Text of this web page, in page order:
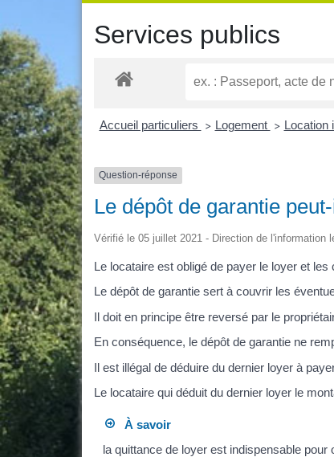
Services publics
Accueil particuliers > Logement > Location
Question-réponse
Le dépôt de garantie
Vérifié le 05 juillet 2021 - Direction de l'information
Le locataire est obligé de payer le loyer et
Le dépôt de garantie sert à couvrir les
Il doit en principe être reversé par le
En conséquence, le dépôt de garantie ne
Il est illégal de déduire du dernier loyer à
Le locataire qui déduit du dernier loyer le
À savoir
la quittance de loyer est indispensable pour